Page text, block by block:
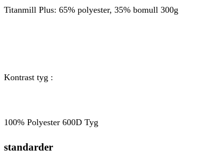
Titanmill Plus: 65% polyester, 35% bomull 300g
Kontrast tyg :
100% Polyester 600D Tyg
standarder